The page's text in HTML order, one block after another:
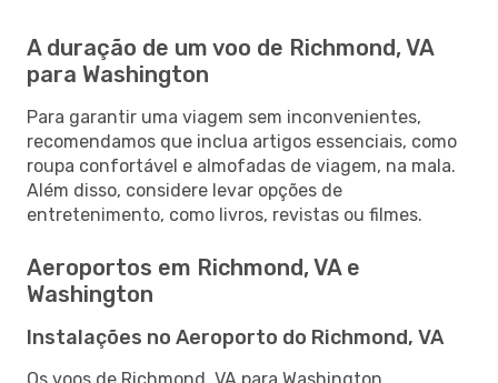
A duração de um voo de Richmond, VA
para Washington
Para garantir uma viagem sem inconvenientes,
recomendamos que inclua artigos essenciais, como
roupa confortável e almofadas de viagem, na mala.
Além disso, considere levar opções de
entretenimento, como livros, revistas ou filmes.
Aeroportos em Richmond, VA e
Washington
Instalações no Aeroporto do Richmond, VA